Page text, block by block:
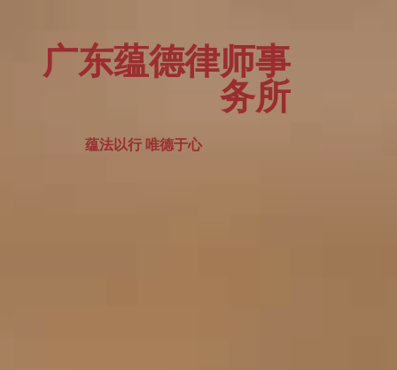
广东蕴德律师事
务所
蕴法以行 唯德于心